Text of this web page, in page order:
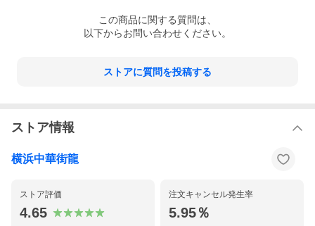
加工の都合上一つ一つ風合いが異なる商品のため、多少
の個体差が御座います。
※当店ではインターネットショッピングの他に実店舗での
になっている場合がございます。
この商品に関する質問は、
以下からお問い合わせください。
ストアに質問を投稿する
ストア情報
横浜中華街龍
ストア評価
4.65
注文キャンセル発生率
5.95％